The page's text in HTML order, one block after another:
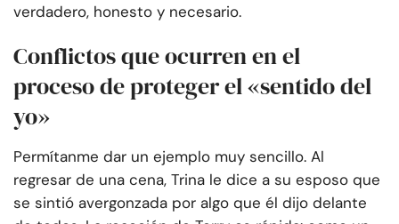
verdadero, honesto y necesario.
Conflictos que ocurren en el
proceso de proteger el «sentido del
yo»
Permítanme dar un ejemplo muy sencillo. Al
regresar de una cena, Trina le dice a su esposo que
se sintió avergonzada por algo que él dijo delante